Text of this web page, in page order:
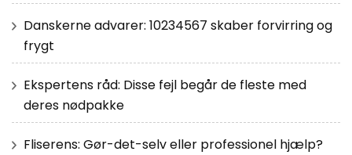
Danskerne advarer: 10234567 skaber forvirring og
frygt
Ekspertens råd: Disse fejl begår de fleste med
deres nødpakke
Fliserens: Gør-det-selv eller professionel hjælp?